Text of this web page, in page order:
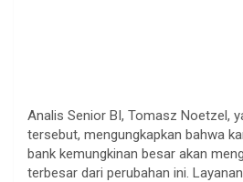
Analis Senior BI, Tomasz Noetzel,
tersebut, mengungkapkan bahwa
bank kemungkinan besar akan
terbesar dari perubahan ini.